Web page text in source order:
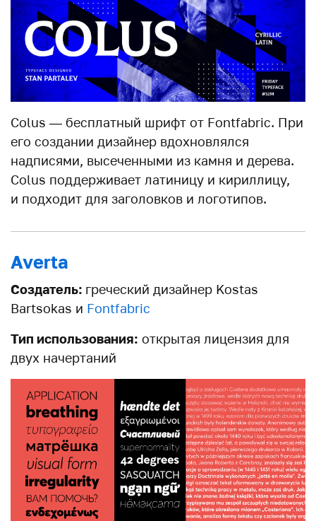
Colus — бесплатный шрифт от Fontfabric. При
его создании дизайнер вдохновлялся
надписями, высеченными из камня и дерева.
Colus поддерживает латиницу и кириллицу,
и подходит для заголовков и логотипов.
Averta
Создатель: греческий дизайнер Kostas
Bartsokas и Fontfabric
Тип использования: открытая лицензия для
двух начертаний